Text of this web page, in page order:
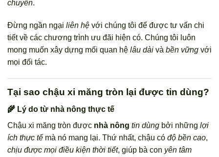
chuyển.
Đừng ngần ngại liên hệ với chúng tôi để được tư vấn chi
tiết về các chương trình ưu đãi hiện có. Chúng tôi luôn
mong muốn xây dựng mối quan hệ lâu dài và bền vững với
mọi đối tác.
Tại sao chậu xi măng tròn lại được tin dùng?
🌾 Lý do từ nhà nông thực tế
Chậu xi măng tròn được nhà nông tin dùng bởi những lợi
ích thực tế mà nó mang lại. Thứ nhất, chậu có độ bền cao,
chịu được mọi điều kiện thời tiết, giúp bà con yên tâm